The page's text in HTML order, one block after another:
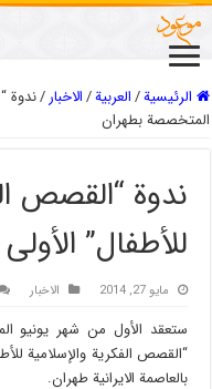
الرئيسية/العربیة/الاخبار/ندوة
المتخصصة بطهران
ندوة “القصص
للأطفال”
مايو 27, 2014 الاخبار
ستعقد الأول من شهر یونیو
“القصص الفکریة والإسلامیة
بالعاصمة الایرانیة طهران.